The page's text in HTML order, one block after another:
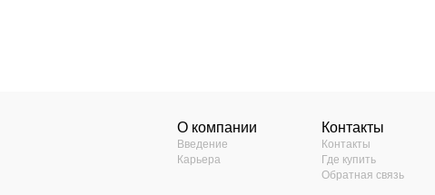
О компании
Введение
Карьера
Контакты
Контакты
Где купить
Обратная связь